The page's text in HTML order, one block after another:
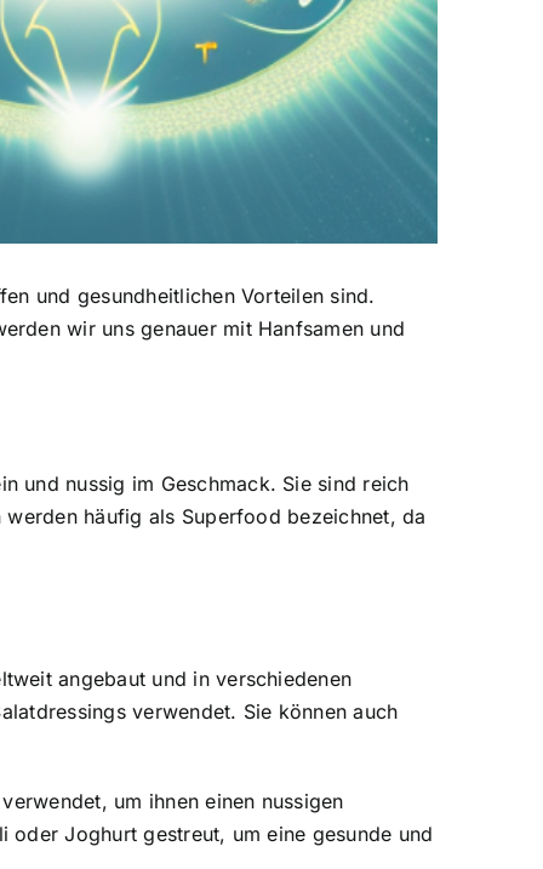
und gesundheitlichen Vorteilen sind.
wir uns genauer mit Hanfsamen und
und nussig im Geschmack. Sie sind reich
häufig als Superfood bezeichnet, da
angebaut und in verschiedenen
verwendet. Sie können auch
um ihnen einen nussigen
oder Joghurt gestreut, um eine gesunde und